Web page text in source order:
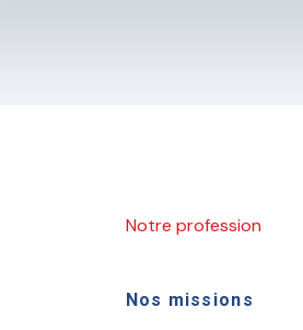
Notre profession
Nos missions